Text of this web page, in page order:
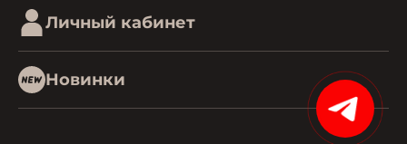
Личный кабинет
Новинки
15%